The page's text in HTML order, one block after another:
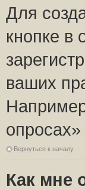
Для
кнопке в
ваших
опросах»
Вернуться к началу
Как мне